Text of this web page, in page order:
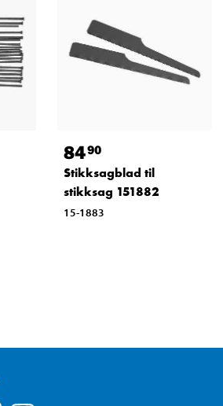
8490
Stikksagblad til
stikksag 151882
15-1883